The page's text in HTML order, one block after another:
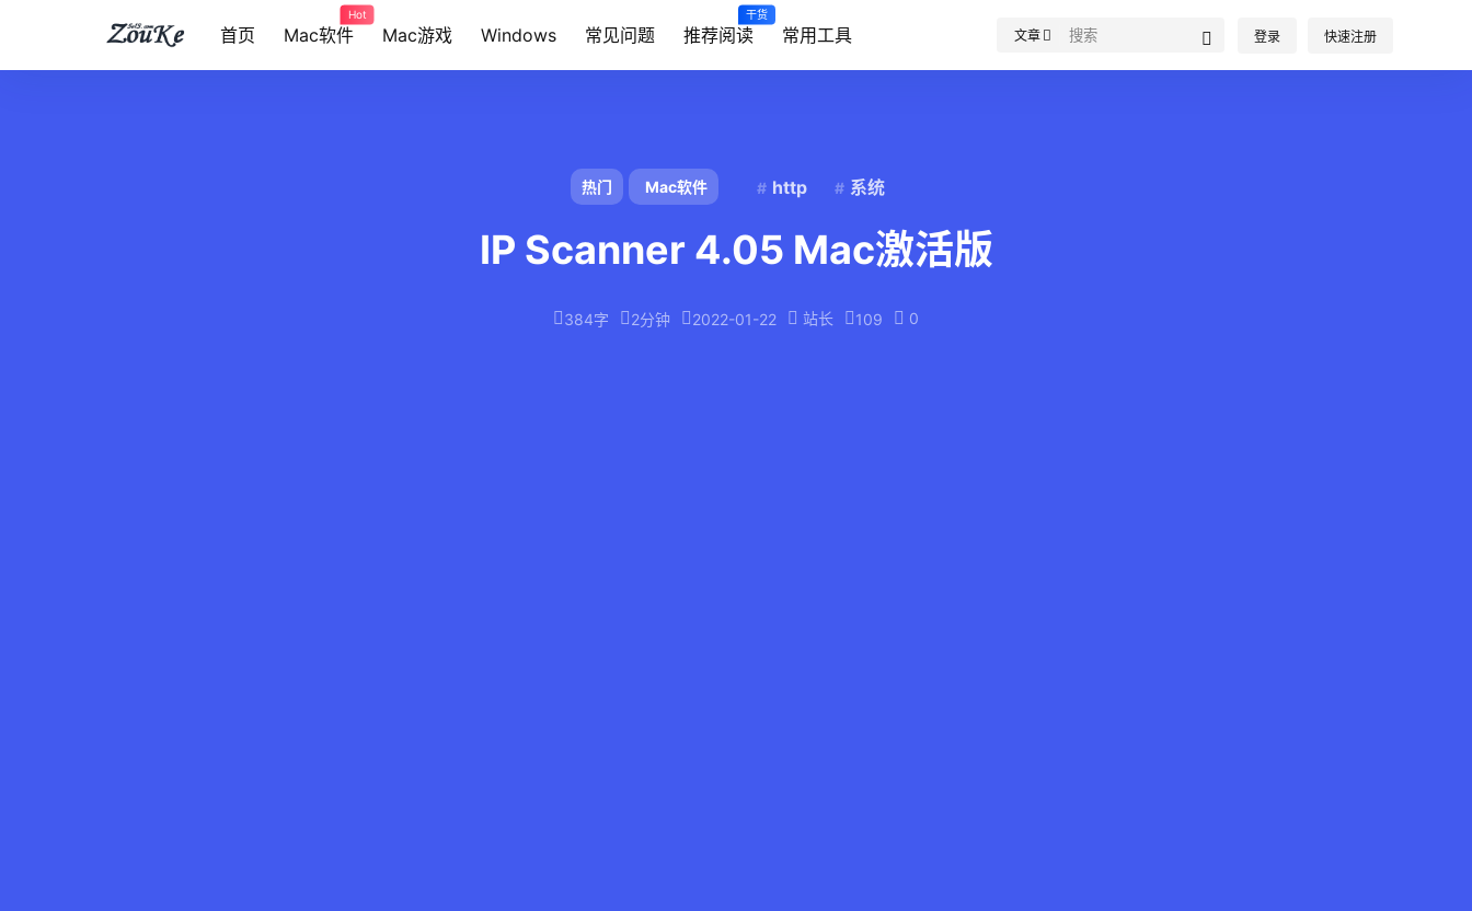
首页 Mac软件
Hot
Mac游戏 Windows 常见问题 推荐阅读
干货
常用工具 文章 登录 快速注册
热门 Mac软件 http 系统
IP Scanner 4.05 Mac激活版
384字 2分钟 2022-01-22 站长 109 0